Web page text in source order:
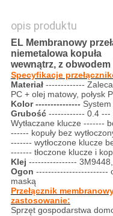
opis produktu
EL Membranowy
niemetalowa kopuła
wewnątrz, z obwodem
Specyfikacje
Materiał-------------
PC + olej matowy, połysk
Kolor ---------------
Grubość------------ 0.4 ---
Wytłaczane klucze -------
------ kopuły bez
------- wytłoczone klucze
------- tłoczone klucze i
Klej ----------------
Ogon ------------------------
maską
Przełącznik
zastosowanie:
Sprzęt gospodarstwa